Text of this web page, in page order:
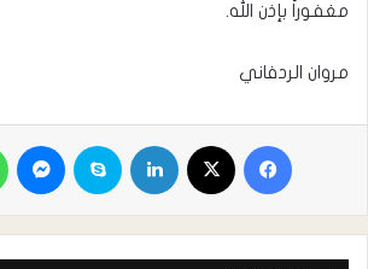
مغفوراً بإذن الله.
مروان الردفاني